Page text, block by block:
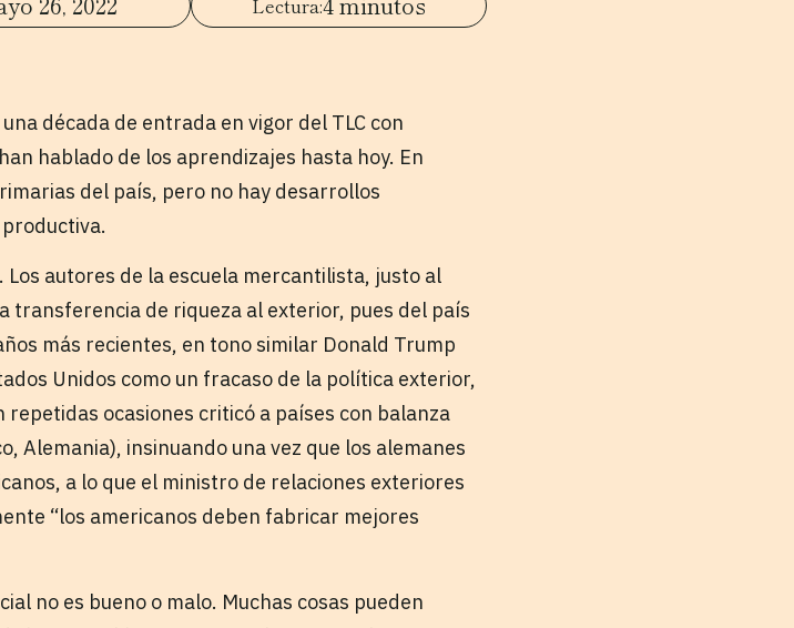
década de entrada en vigor del TLC con
hablado de los aprendizajes hasta hoy. En
del país, pero no hay desarrollos
autores de la escuela mercantilista, justo al
transferencia de riqueza al exterior, pues del país
más recientes, en tono similar Donald Trump
Unidos como un fracaso de la política exterior,
ocasiones criticó a países con balanza
Alemania), insinuando una vez que los alemanes
a lo que el ministro de relaciones exteriores
“los americanos deben fabricar mejores
no es bueno o malo. Muchas cosas pueden